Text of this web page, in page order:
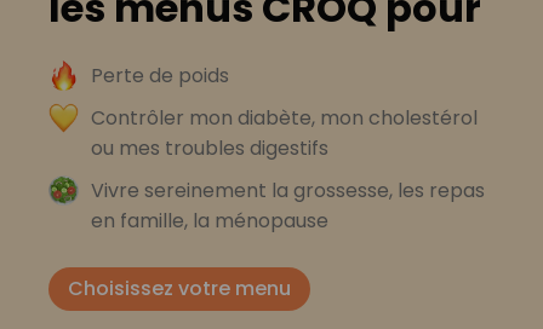
Perte de poids
Contrôler mon diabète, mon cholestérol
ou mes troubles digestifs
Vivre sereinement la grossesse, les repas
en famille, la ménopause
Choisissez votre menu